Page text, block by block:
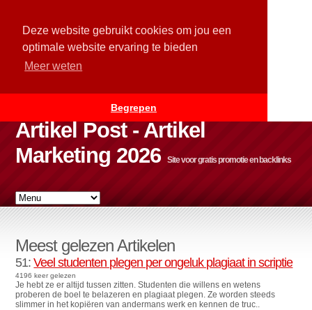
Deze website gebruikt cookies om jou een
optimale website ervaring te bieden
Meer weten
Begrepen
Artikel Post - Artikel
Marketing 2026
Site voor gratis promotie en backlinks
Meest gelezen Artikelen
51:Veel studenten plegen per ongeluk plagiaat in scriptie
4196 keer gelezen
Je hebt ze er altijd tussen zitten. Studenten die willens en wetens
proberen de boel te belazeren en plagiaat plegen. Ze worden steeds
slimmer in het kopiëren van andermans werk en kennen de truc..